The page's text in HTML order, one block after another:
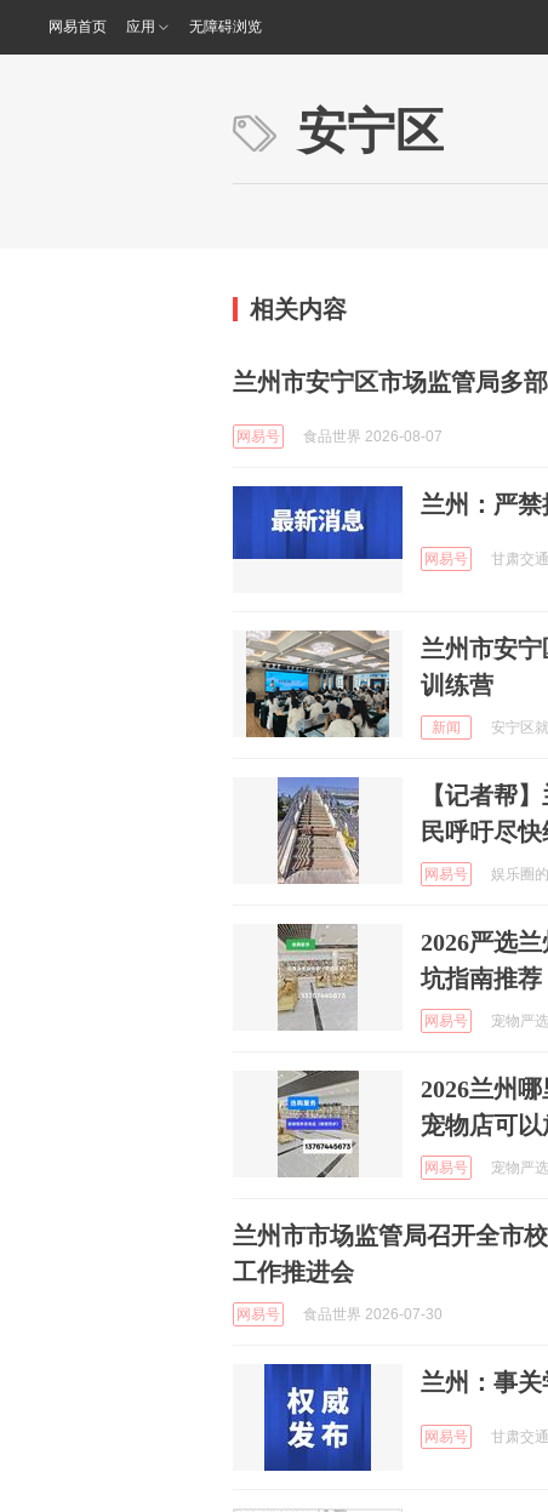
网易首页 应用 无障碍浏览
安宁区
相关内容
兰州市安宁区市场监管局多
网易号 食品世界 2026-08-07
兰州：严
网易号 甘肃交
兰州市安
训练营
新闻 安宁区
【记者帮
民呼吁尽
网易号 娱乐圈
2026严选
坑指南推荐
网易号 宠物严
2026兰州
宠物店可
网易号 宠物严
兰州市市场监管局召开全市
工作推进会
网易号 食品世界 2026-07-30
兰州：事
网易号 甘肃交